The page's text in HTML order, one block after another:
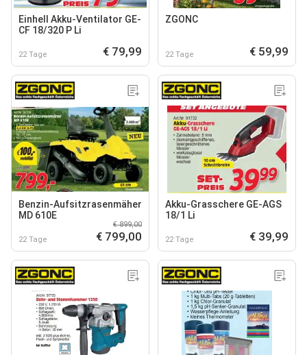
Einhell Akku-Ventilator GE-
CF 18/320 P Li
22 Tage € 79,99
ZGONC
22 Tage € 59,99
Benzin-Aufsitzrasenmäher
MD 610E
22 Tage
€ 899,00
€ 799,00
Akku-Grasschere GE-AGS
18/1 Li
22 Tage € 39,99